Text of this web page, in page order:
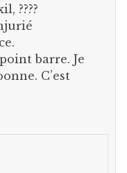
????
barre. Je
C’est